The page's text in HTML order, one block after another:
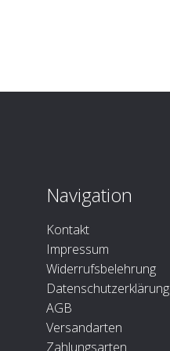
Navigation
Kontakt
Impressum
Widerrufsbelehrung
Datenschutzerklärung
AGB
Versandarten
Zahlungsarten